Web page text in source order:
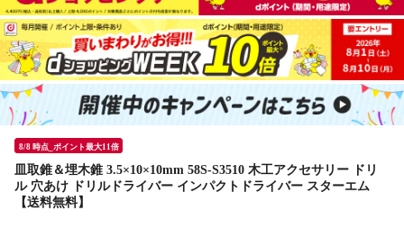
8/8 時点_ポイント最大11倍
皿取錐＆埋木錐 3.5×10×10mm 58S-S3510 木工アクセサリー ドリ
ル 穴あけ ドリルドライバー インパクトドライバー スターエム
【送料無料】